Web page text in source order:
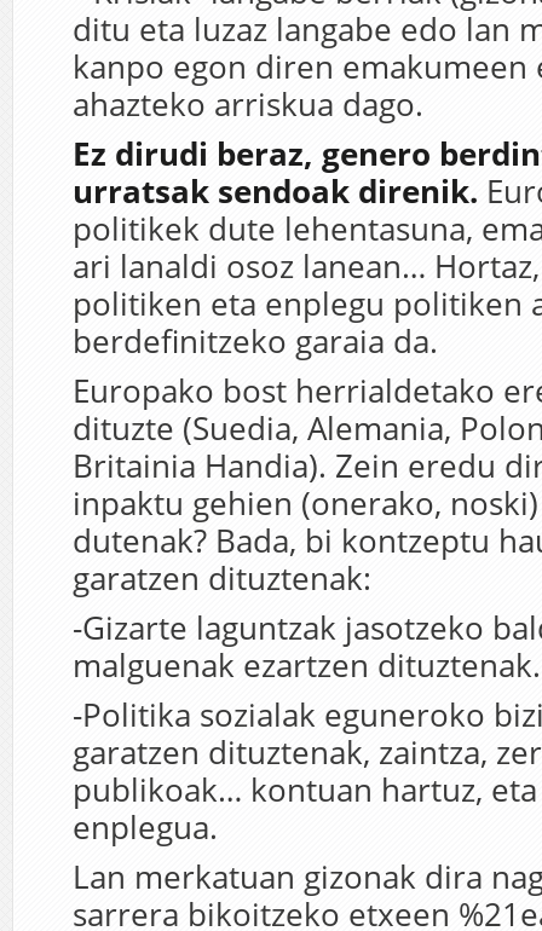
ditu eta luzaz langabe edo lan
kanpo egon diren emakumeen
ahazteko arriskua dago.
Ez dirudi beraz, genero
urratsak sendoak direnik.
politikek dute lehentasuna,
ari lanaldi osoz lanean…
politiken eta enplegu politiken
berdefinitzeko garaia da.
Europako bost herrialdetako
dituzte (Suedia, Alemania,
Britainia Handia). Zein eredu
inpaktu gehien (onerako,
dutenak? Bada, bi kontzeptu
garatzen dituztenak:
-Gizarte laguntzak jasotzeko
malguenak ezartzen dituztenak.
-Politika sozialak eguneroko
garatzen dituztenak, zaintza,
publikoak… kontuan hartuz,
enplegua.
Lan merkatuan gizonak dira
sarrera bikoitzeko etxeen